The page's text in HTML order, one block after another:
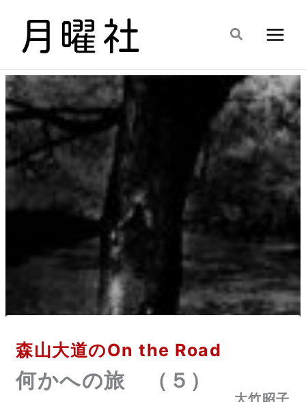
キ
ッ
プ
検
森山大道のOn the Road
何かへの旅 （５）